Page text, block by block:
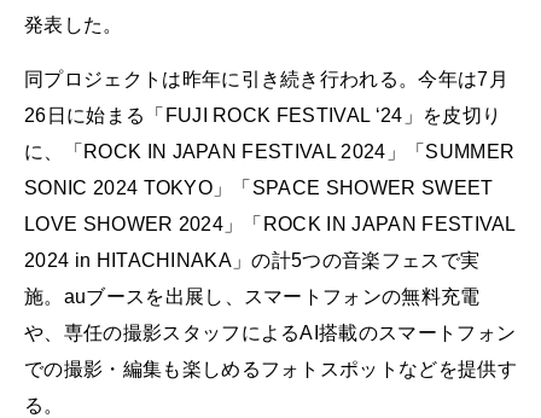
発表した。
同プロジェクトは昨年に引き続き行われる。今年は7月
26日に始まる「FUJI ROCK FESTIVAL ‘24」を皮切り
に、「ROCK IN JAPAN FESTIVAL 2024」「SUMMER
SONIC 2024 TOKYO」「SPACE SHOWER SWEET
LOVE SHOWER 2024」「ROCK IN JAPAN FESTIVAL
2024 in HITACHINAKA」の計5つの音楽フェスで実
施。auブースを出展し、スマートフォンの無料充電
や、専任の撮影スタッフによるAI搭載のスマートフォン
での撮影・編集も楽しめるフォトスポットなどを提供す
る。